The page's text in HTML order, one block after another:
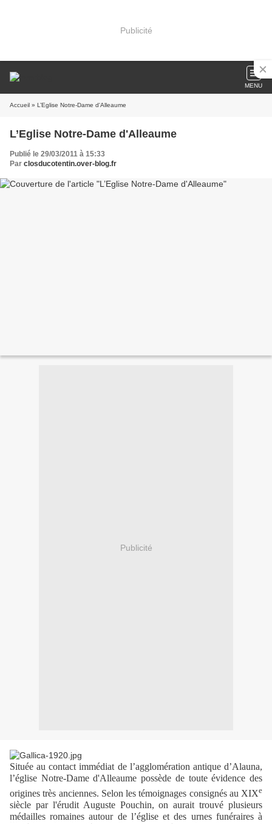
Publicité
MENU
Accueil » L’Eglise Notre-Dame d'Alleaume
L’Eglise Notre-Dame d'Alleaume
Publié le 29/03/2011 à 15:33
Par closducotentin.over-blog.fr
Publicité
Située au contact immédiat de l’agglomération antique d’Alauna,
l’église Notre-Dame d'Alleaume possède de toute évidence des
origines très anciennes. Selon les témoignages consignés au XIXe
siècle par l'érudit Auguste Pouchin, on aurait trouvé plusieurs
médailles romaines autour de l’église et des urnes funéraires à